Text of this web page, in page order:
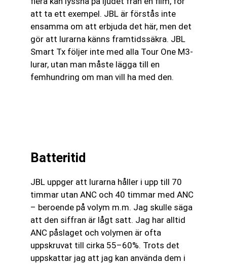
att ta ett exempel. JBL är förstås inte
ensamma om att erbjuda det här, men det
gör att lurarna känns framtidssäkra. JBL
Smart Tx följer inte med alla Tour One M3-
lurar, utan man måste lägga till en
femhundring om man vill ha med den.
Batteritid
JBL uppger att lurarna håller i upp till 70
timmar utan ANC och 40 timmar med ANC
– beroende på volym m.m. Jag skulle säga
att den siffran är lågt satt. Jag har alltid
ANC påslaget och volymen är ofta
uppskruvat till cirka 55–60%. Trots det
uppskattar jag att jag kan använda dem i